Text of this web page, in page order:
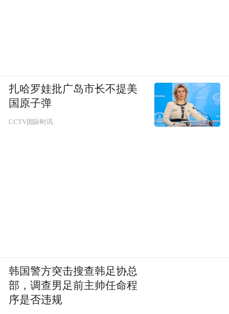
扎哈罗娃批广岛市长不提美
国原子弹
CCTV国际时讯
韩国警方突击搜查韩足协总
部，调查男足前主帅任命程
序是否违规